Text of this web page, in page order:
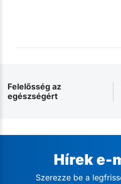
Felelősség az
egészségért
Hírek e-
Szerezze be a